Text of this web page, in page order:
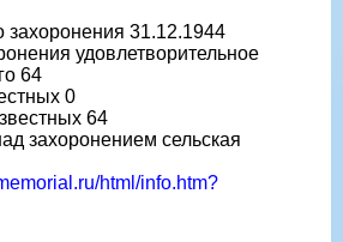
захоронения 31.12.1944
удовлетворительное
64
0
64
захоронением сельская
html/info.htm?